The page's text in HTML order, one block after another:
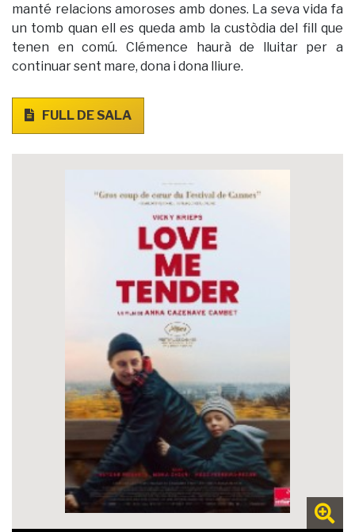
manté relacions amoroses amb dones. La seva vida fa
un tomb quan ell es queda amb la custòdia del fill que
tenen en comú. Clémence haurà de lluitar per a
continuar sent mare, dona i dona lliure.
FULL DE SALA